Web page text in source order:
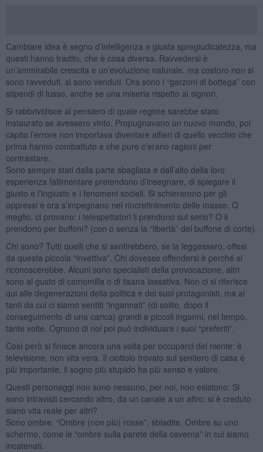
Cambiare idea è segno d’intelligenza e giusta spregiudicatezza, ma
questi hanno tradito, che è cosa diversa. Ravvedersi è
un’ammirabile crescita e un’evoluzione naturale, ma costoro non si
sono ravveduti, si sono venduti. Ora sono i “garzoni di bottega” con
stipendi di lusso, anche se una miseria rispetto ai signori.
Si rabbrividisce al pensiero di quale regime sarebbe stato
instaurato se avessero vinto. Propugnavano un nuovo mondo, poi
capito l’errore non importava diventare alfieri di quello vecchio che
prima hanno combattuto e che pure c’erano ragioni per
contrastare.
Sono sempre stati dalla parte sbagliata e dall’alto della loro
esperienza fallimentare pretendono d’insegnare, di spiegare il
giusto e l’ingiusto e i fenomeni sociali. Si schierarono per gli
oppressi e ora s’impegnano nel rincretinimento delle masse. O
meglio, ci provano: i telespettatori li prendono sul serio? O li
prendono per buffoni? (con o senza la “libertà” del buffone di corte).
Chi sono? Tutti quelli che si sentirebbero, se la leggessero, offesi
da questa piccola “invettiva”. Chi dovesse offendersi è perché si
riconoscerebbe. Alcuni sono specialisti della provocazione, altri
sono al gusto di camomilla o di tisana lassativa. Non ci si riferisce
qui alle degenerazioni della politica e dei suoi protagonisti, ma ai
tanti da cui ci siamo sentiti “ingannati” (di solito, dopo il
conseguimento di una carica) grandi e piccoli inganni, nel tempo,
tante volte. Ognuno di noi poi può individuare i suoi “preferiti”.
Così però si finisce ancora una volta per occuparci del niente: è
televisione, non vita vera. Il ciottolo trovato sul sentiero di casa è
più importante, il sogno più stupido ha più senso e valore.
Questi personaggi non sono nessuno, per noi, non esistono. Si
sono intravisti cercando altro, da un canale a un altro; si è creduto
siano vita reale per altri?
Sono ombre. “Ombre (non più) rosse”, sbiadite. Ombre su uno
schermo, come le “ombre sulla parete della caverna” in cui siamo
incatenati.